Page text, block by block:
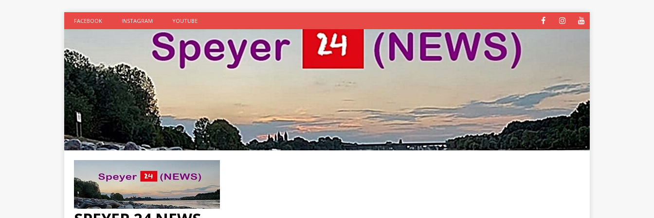
FACEBOOK INSTAGRAM YOUTUBE